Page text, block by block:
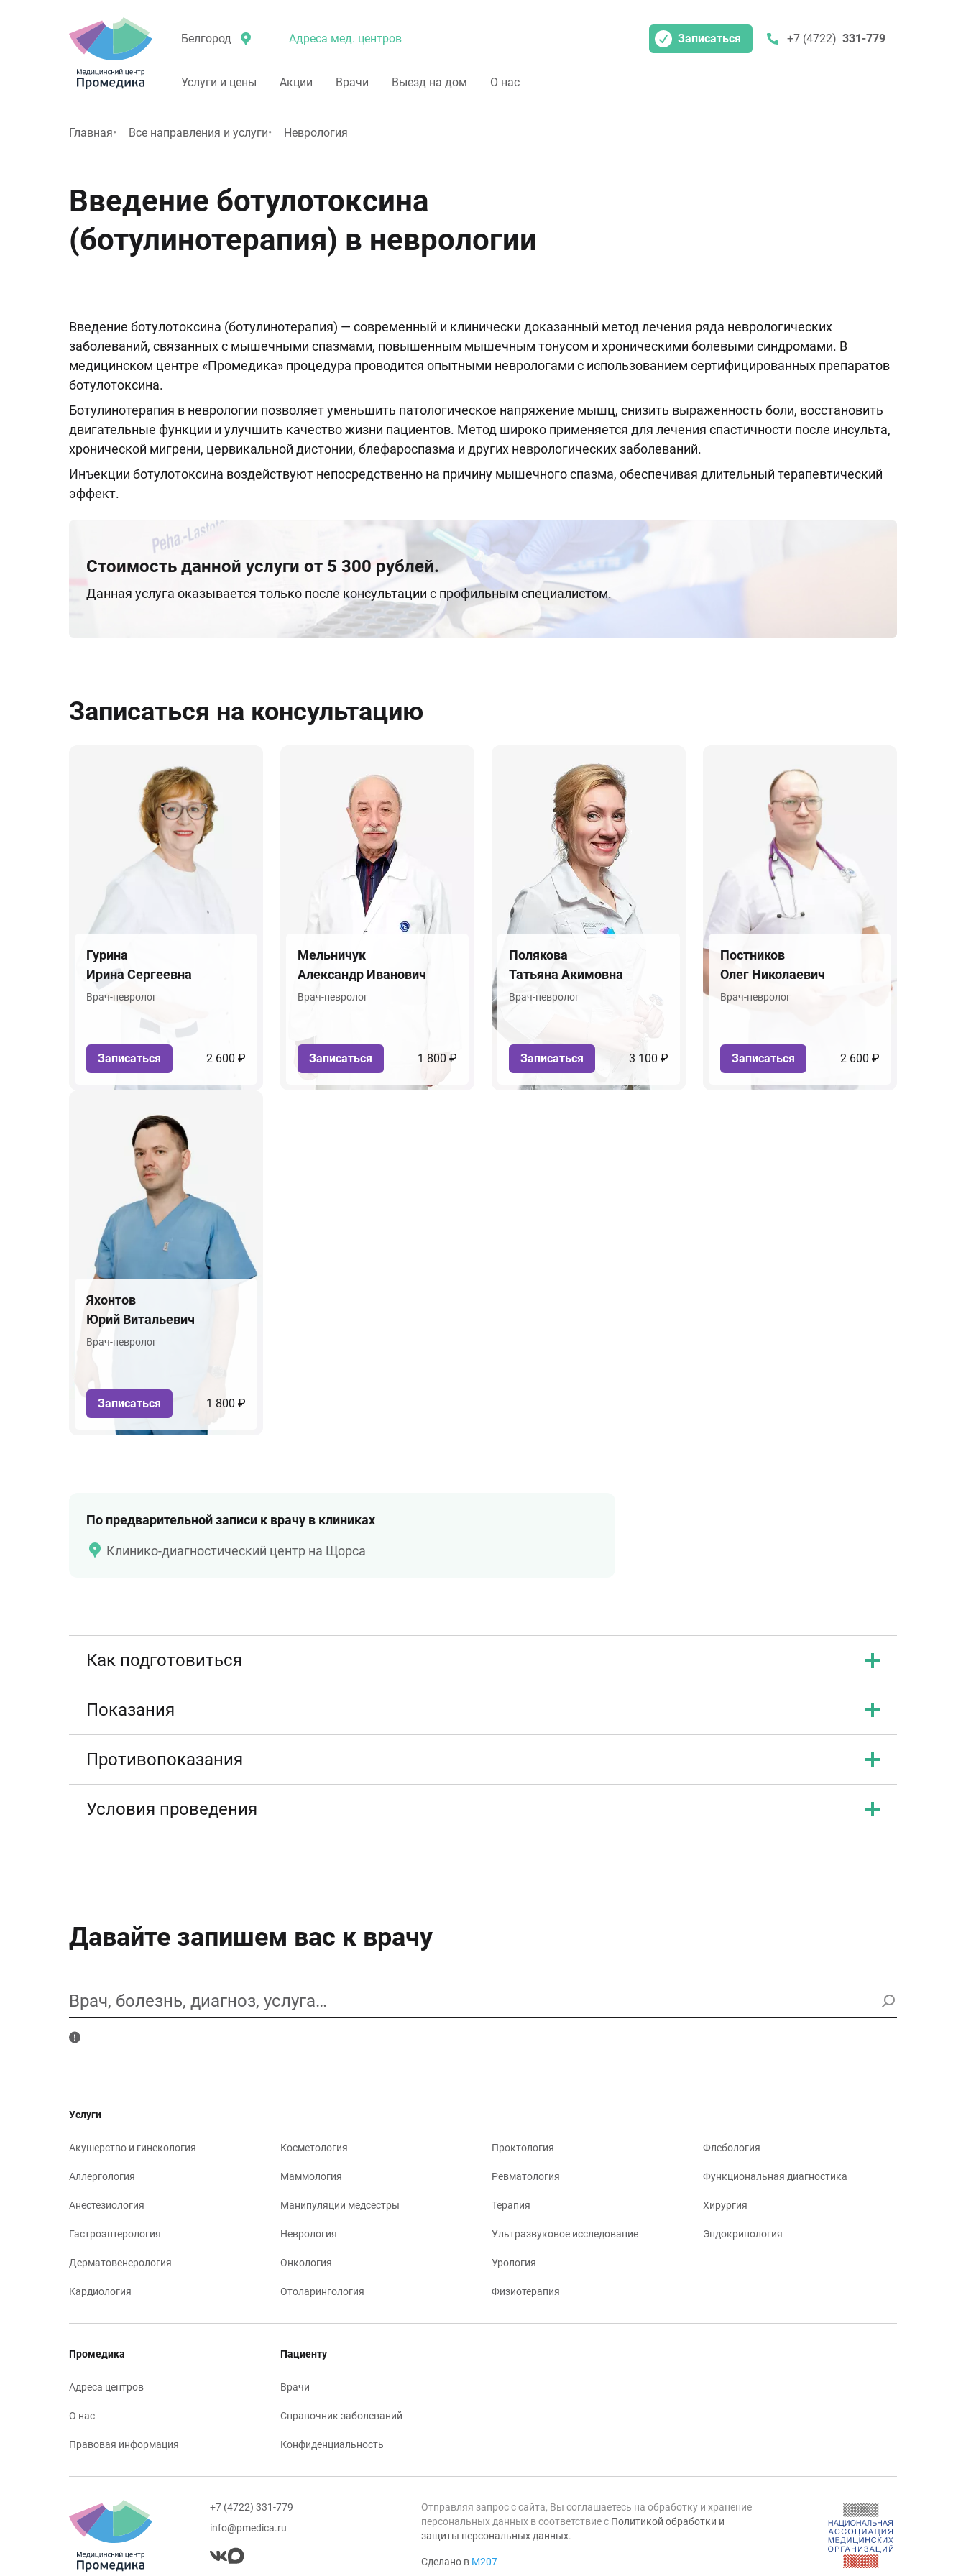
Белгород Адреса мед. центров Записаться +7 (4722) 331-779
Услуги и цены Акции Врачи Выезд на дом О нас
Главная Все направления и услуги Неврология
Введение ботулотоксина
(ботулинотерапия) в неврологии
Введение ботулотоксина (ботулинотерапия) — современный и клинически доказанный метод лечения ряда неврологических
заболеваний, связанных с мышечными спазмами, повышенным мышечным тонусом и хроническими болевыми синдромами. В
медицинском центре «Промедика» процедура проводится опытными неврологами с использованием сертифицированных препаратов
ботулотоксина.
Ботулинотерапия в неврологии позволяет уменьшить патологическое напряжение мышц, снизить выраженность боли, восстановить
двигательные функции и улучшить качество жизни пациентов. Метод широко применяется для лечения спастичности после инсульта,
хронической мигрени, цервикальной дистонии, блефароспазма и других неврологических заболеваний.
Инъекции ботулотоксина воздействуют непосредственно на причину мышечного спазма, обеспечивая длительный терапевтический
эффект.
Стоимость данной услуги от 5 300 рублей.
Данная услуга оказывается только после консультации с профильным специалистом.
Записаться на консультацию
Гурина
Ирина Сергеевна
Врач-невролог
Записаться 2 600 ₽
Мельничук
Александр Иванович
Врач-невролог
Записаться 1 800 ₽
Полякова
Татьяна Акимовна
Врач-невролог
Записаться 3 100 ₽
Постников
Олег Николаевич
Врач-невролог
Записаться 2 600 ₽
Яхонтов
Юрий Витальевич
Врач-невролог
Записаться 1 800 ₽
По предварительной записи к врачу в клиниках
Клинико-диагностический центр на Щорса
Как подготовиться
Показания
Противопоказания
Условия проведения
Давайте запишем вас к врачу
Врач, болезнь, диагноз, услуга…
Услуги
Акушерство и гинекология
Аллергология
Анестезиология
Гастроэнтерология
Дерматовенерология
Кардиология
Косметология
Маммология
Манипуляции медсестры
Неврология
Онкология
Отоларингология
Проктология
Ревматология
Терапия
Ультразвуковое исследование
Урология
Физиотерапия
Флебология
Функциональная диагностика
Хирургия
Эндокринология
Промедика
Адреса центров
О нас
Правовая информация
Пациенту
Врачи
Справочник заболеваний
Конфиденциальность
+7 (4722) 331-779
info@pmedica.ru
Отправляя запрос с сайта, Вы соглашаетесь на обработку и хранение
персональных данных в соответствие с Политикой обработки и
защиты персональных данных.
Сделано в М207